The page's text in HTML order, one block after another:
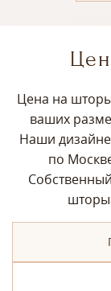
Цена на
ваших
Наши
по
шторы